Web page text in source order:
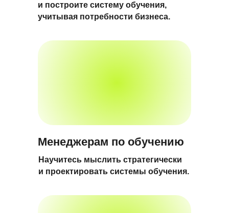
Менеджерам по обучению
Научитесь мыслить стратегически
и проектировать системы обучения.
и построите систему обучения,
учитывая потребности бизнеса.